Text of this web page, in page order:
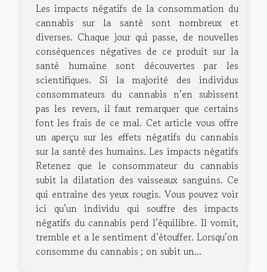
Les impacts négatifs de la consommation du
cannabis sur la santé sont nombreux et
diverses. Chaque jour qui passe, de nouvelles
conséquences négatives de ce produit sur la
santé humaine sont découvertes par les
scientifiques. Si la majorité des individus
consommateurs du cannabis n’en subissent
pas les revers, il faut remarquer que certains
font les frais de ce mal. Cet article vous offre
un aperçu sur les effets négatifs du cannabis
sur la santé des humains. Les impacts négatifs
Retenez que le consommateur du cannabis
subit la dilatation des vaisseaux sanguins. Ce
qui entraine des yeux rougis. Vous pouvez voir
ici qu’un individu qui souffre des impacts
négatifs du cannabis perd l’équilibre. Il vomit,
tremble et a le sentiment d’étouffer. Lorsqu’on
consomme du cannabis ; on subit un...